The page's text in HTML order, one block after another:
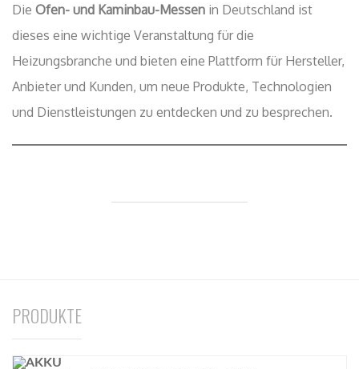
Die Ofen- und Kaminbau-Messen in Deutschland ist
dieses eine wichtige Veranstaltung für die
Heizungsbranche und bieten eine Plattform für Hersteller,
Anbieter und Kunden, um neue Produkte, Technologien
und Dienstleistungen zu entdecken und zu besprechen.
PRODUKTE